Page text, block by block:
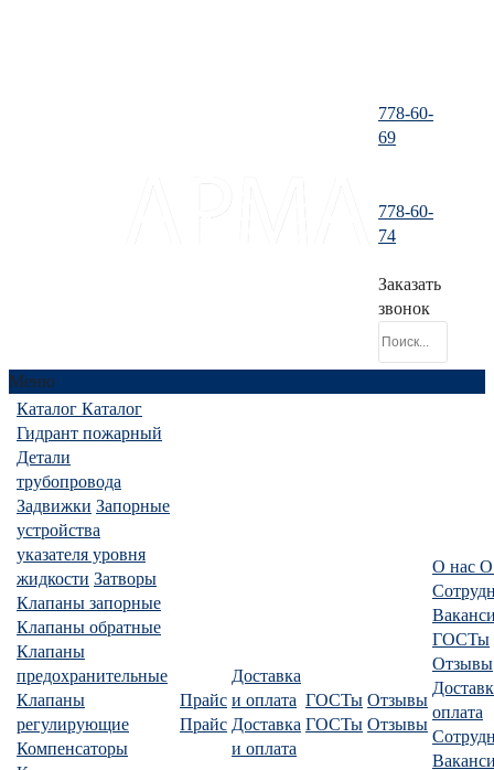
778-60-
69
778-60-
74
Заказать
звонок
Меню
Каталог Каталог
Гидрант пожарный
Детали
трубопровода
Задвижки Запорные
устройства
указателя уровня
жидкости Затворы
Клапаны запорные
Клапаны обратные
Клапаны
предохранительные
Клапаны
регулирующие
Компенсаторы
Прайс
Прайс
Доставка
и оплата
Доставка
и оплата
ГОСТы
ГОСТы
Отзывы
Отзывы
О нас О
ГОСТы
Отзывы
оплата